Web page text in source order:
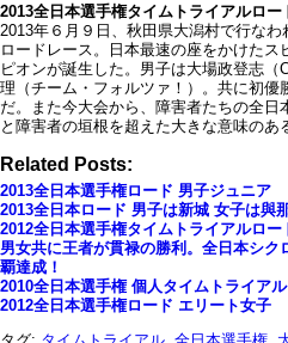
2013全日本選手権タイムトライアルロー
2013年６月９日、秋田県大潟村で行な
ロードレース。日本最速の座をかけた
ピオンが誕生した。男子は大場政登志
理（チーム・フォルツァ！）。共に初優
だ。また今大会から、障害者たちの全
と障害者の垣根を超えた大きな意味の
Related Posts:
2013全日本選手権ロード 男子ジュニア
2013全日本ロード 男子は新城 女子は與
2012全日本選手権タイムトライアルロー
男女共に王者が貫禄の勝利。全日本シ
覇達成！
2010全日本選手権 個人タイムトライア
2012全日本選手権ロード エリート女子